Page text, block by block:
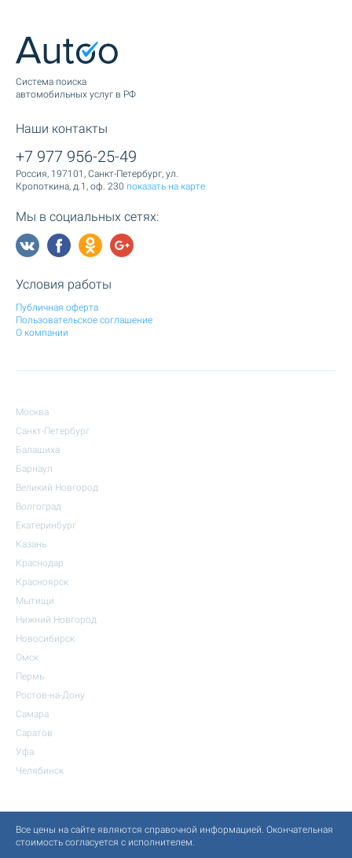
Cистема поиска
автомобильных услуг в РФ
Наши контакты
+7 977 956-25-49
Россия, 197101, Санкт-Петербург, ул.
Кропоткина, д.1, оф. 230 показать на карте
Мы в социальных сетях:
Условия работы
Публичная оферта
Пользовательское соглашение
О компании
Москва
Санкт-Петербург
Балашиха
Барнаул
Великий Новгород
Волгоград
Екатеринбург
Казань
Краснодар
Красноярск
Мытищи
Нижний Новгород
Новосибирск
Омск
Пермь
Ростов-на-Дону
Самара
Саратов
Уфа
Челябинск
Все цены на сайте являются справочной информацией. Окончательная
стоимость согласуется с исполнителем.